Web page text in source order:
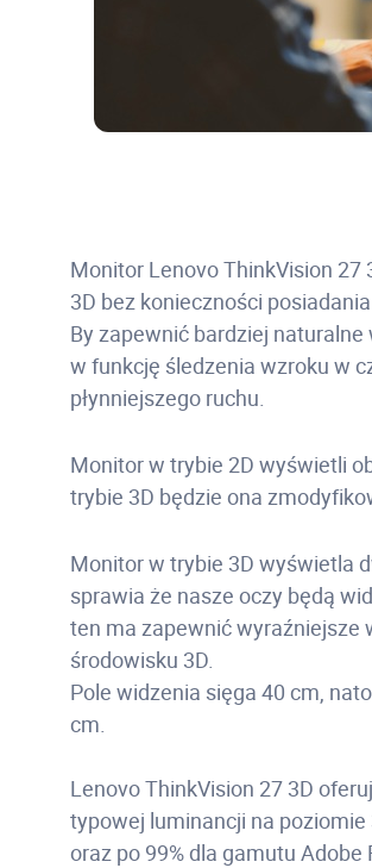
Monitor Lenovo ThinkVision
3D bez konieczności
By zapewnić bardziej
w funkcję śledzenia wzroku w
płynniejszego ruchu.
Monitor w trybie 2D wyświetli
trybie 3D będzie ona
Monitor w trybie 3D wyświetla
sprawia że nasze oczy będą
ten ma zapewnić wyraźniejsze
środowisku 3D.
Pole widzenia sięga 40 cm,
cm.
Lenovo ThinkVision 27 3D
typowej luminancji na poziomie
oraz po 99% dla gamutu Adobe